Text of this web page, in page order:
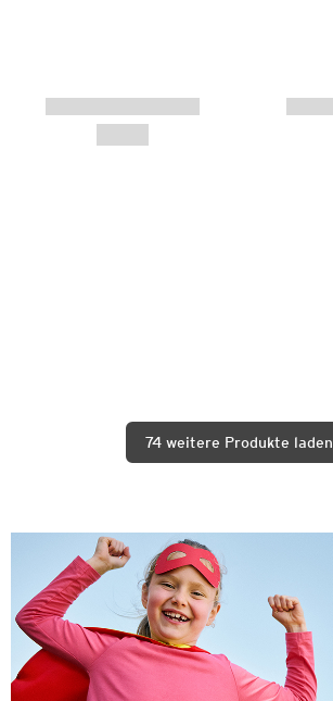
74 weitere Produkte laden